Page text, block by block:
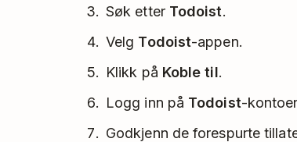
Søk etter Todoist.
Velg Todoist-appen.
Klikk på Koble til.
Logg inn på Todoist-
Godkjenn de forespurte